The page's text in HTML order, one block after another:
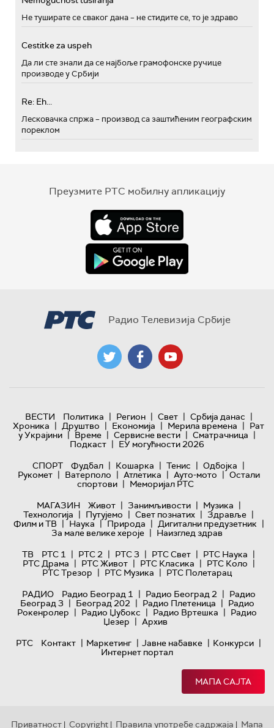
Не туширате се сваког дана – не стидите се, то је здраво
Cestitke za uspeh
Да ли сте знали да се најбоље грамофонске ручице
производе у Србији
Re: Eh...
Лесковачка спржа – производ са заштићеним географским
пореклом
Преузмите РТС мобилну апликацију
Радио Телевизија Србије
ВЕСТИ Политика | Регион | Свет | Србија данас |
Хроника | Друштво | Економија | Мерила времена | Рат
у Украјини | Време | Сервисне вести | Сматрачница |
Подкаст | ЕУ могућности 2026
СПОРТ
Фудбал | Кошарка | Тенис | Одбојка |
Рукомет | Ватерполо | Атлетика | Ауто-мото | Остали
спортови | Меморијал РТС
МАГАЗИН
Живот | Занимљивости | Музика |
Технологијa | Путујемо | Свет познатих | Здравље |
Филм и ТВ | Наука | Природа | Дигитални предузетник |
За мале велике хероје | Наизглед здрав
ТВ
РТС 1 | РТС 2 | РТС 3 | РТС Свет | РТС Наука |
РТС Драма | РТС Живот | РТС Класика | РТС Коло |
РТС Трезор | РТС Музика | РТС Полетарац
РАДИО
Радио Београд 1 | Радио Београд 2 | Радио
Београд 3 | Београд 202 | Радио Плетеница | Радио
Рокенролер | Радио Џубокс | Радио Вртешка | Радио
Џезер | Архив
РТС
Контакт | Маркетинг | Јавне набавке | Конкурси |
Интернет портал
МАПА САЈТА
Приватност | Copyright | Правила употребе садржаја | Мапа